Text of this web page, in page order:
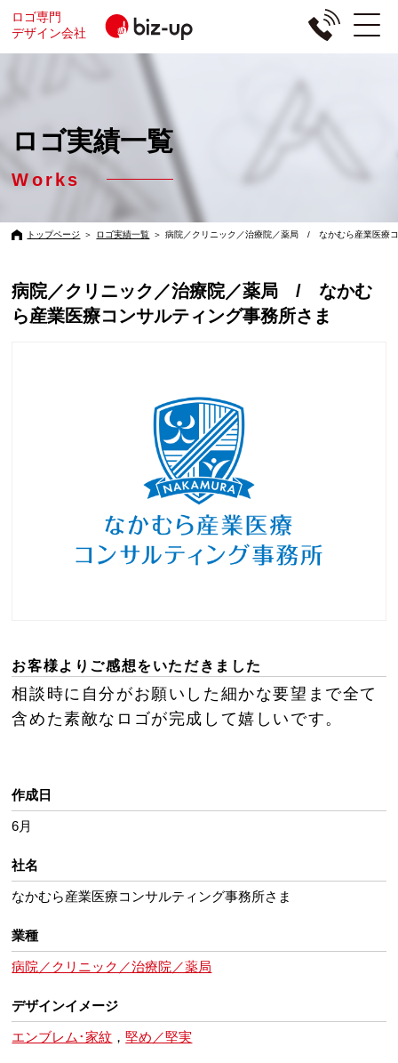
ロゴ専門
デザイン会社
ロゴ実績一覧
Works
トップページ ＞ ロゴ実績一覧 ＞ 病院／クリニック／治療院／薬局 / なかむら産業医療
病院／クリニック／治療院／薬局 / なかむ
ら産業医療コンサルティング事務所さま
お客様よりご感想をいただきました
相談時に自分がお願いした細かな要望まで全て
含めた素敵なロゴが完成して嬉しいです。
作成日
6月
社名
なかむら産業医療コンサルティング事務所さま
業種
病院／クリニック／治療院／薬局
デザインイメージ
エンブレム･家紋 ，堅め／堅実